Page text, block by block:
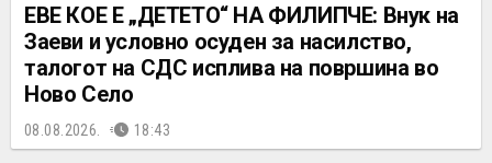
ЕВЕ КОЕ Е „ДЕТЕТО“ НА ФИЛИПЧЕ: Внук на
Заеви и условно осуден за насилство,
талогот на СДС исплива на површина во
Ново Село
08.08.2026. 18:43